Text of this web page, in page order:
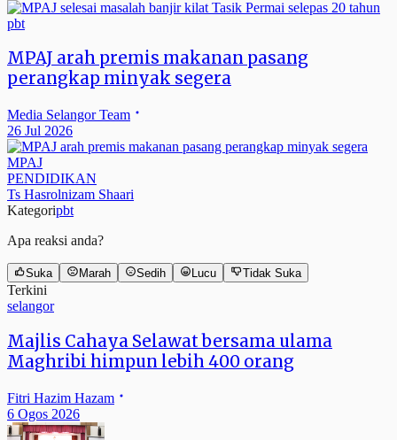
pbt
MPAJ arah premis makanan pasang
perangkap minyak segera
Media Selangor Team
26 Jul 2026
MPAJ
PENDIDIKAN
Ts Hasrolnizam Shaari
Kategoripbt
Apa reaksi anda?
Suka Marah Sedih Lucu Tidak Suka
Terkini
selangor
Majlis Cahaya Selawat bersama ulama
Maghribi himpun lebih 400 orang
Fitri Hazim Hazam
6 Ogos 2026